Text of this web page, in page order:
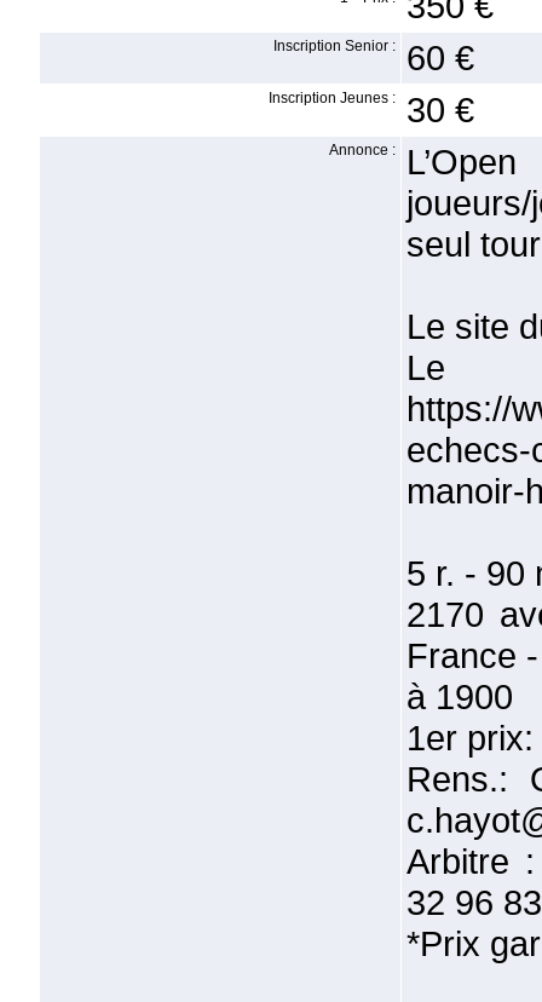
Inscription Senior : 60 €
Inscription Jeunes : 30 €
Annonce :
seul
Le site
Le
https://
echecs-
manoir-
5 r. - 90
2170
France
à 1900
1er
Rens.:
Arbitre
32 96
*Prix